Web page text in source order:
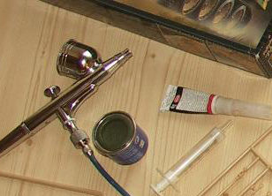
Kilépés
tartalomba